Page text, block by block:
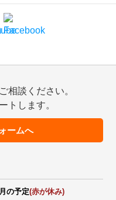
相談ください。
トします。
ームへ
の予定(赤が休み)